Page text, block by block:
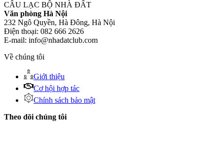
CÂU LẠC BỘ NHÀ ĐẤT
Văn phòng Hà Nội
232 Ngô Quyền, Hà Đông, Hà Nội
Điện thoại: 082 666 2626
E-mail: info@nhadatclub.com
Về chúng tôi
Giới thiệu
Cơ hội hợp tác
Chính sách bảo mật
Theo dõi chúng tôi